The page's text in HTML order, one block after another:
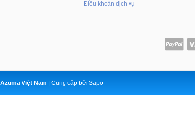
Điều khoản dịch vụ
Azuma Việt Nam Cung cấp bởi Sapo